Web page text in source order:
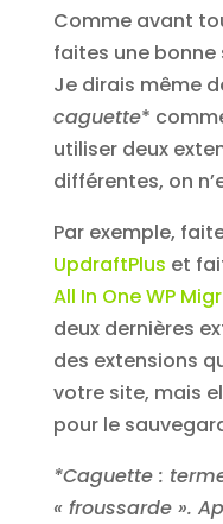
Comme avant
faites une
Je dirais même
caguette*
utiliser deux
différentes, on
Par exemple,
UpdraftPlus et
All In One WP
deux dernières
des extensions
votre site, mais
pour le
*Caguette :
« froussarde ».